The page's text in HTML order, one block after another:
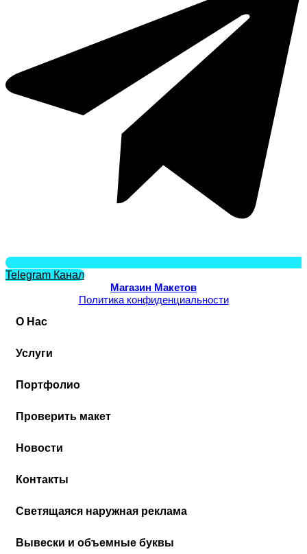
Telegram Канал
Магазин Макетов
Политика конфиденциальности
О Нас
Услуги
Портфолио
Проверить макет
Новости
Контакты
Cветящаяся наружная реклама
Вывески и объемные буквы